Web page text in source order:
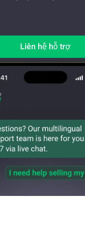
Liên hệ hỗ trợ